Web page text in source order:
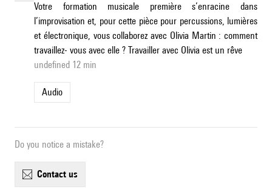
Votre formation musicale première s’enracine dans
l’improvisation et, pour cette pièce pour percussions, lumières
et électronique, vous collaborez avec Olivia Martin : comment
travaillez- vous avec elle ? Travailler avec Olivia est un rêve
undefined 12 min
Audio
Do you notice a mistake?
contact us